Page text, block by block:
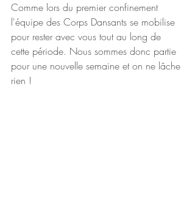
Comme lors du premier confinement
l'équipe des Corps Dansants se mobilise
pour rester avec vous tout au long de
cette période. Nous sommes donc partie
pour une nouvelle semaine et on ne lâche
rien !